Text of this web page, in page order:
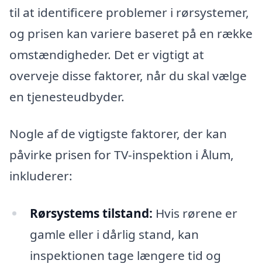
til at identificere problemer i rørsystemer,
og prisen kan variere baseret på en række
omstændigheder. Det er vigtigt at
overveje disse faktorer, når du skal vælge
en tjenesteudbyder.
Nogle af de vigtigste faktorer, der kan
påvirke prisen for TV-inspektion i Ålum,
inkluderer:
Rørsystems tilstand: Hvis rørene er
gamle eller i dårlig stand, kan
inspektionen tage længere tid og